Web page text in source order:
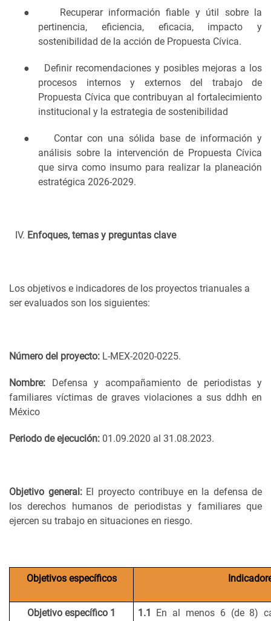
●
Recuperar información fiable y útil sobre la
pertinencia, eficiencia, eficacia, impacto y
sostenibilidad de la acción de Propuesta Cívica.
●
Definir recomendaciones y posibles mejoras a los
procesos internos y externos del trabajo de
Propuesta Cívica que contribuyan al fortalecimiento
institucional y la estrategia de sostenibilidad
●
Contar con una sólida base de información y
análisis sobre la intervención de Propuesta Cívica
que sirva como insumo para realizar la planeación
estratégica 2026-2029.
Enfoques, temas y preguntas clave
Los objetivos e indicadores de los proyectos trianuales a
ser evaluados son los siguientes:
Número del proyecto: L-MEX-2020-0225.
Nombre: Defensa y acompañamiento de periodistas y
familiares víctimas de graves violaciones a sus ddhh en
México
Periodo de ejecución: 01.09.2020 al 31.08.2023.
Objetivo general: El proyecto contribuye en la defensa de
los derechos humanos de periodistas y familiares que
ejercen su trabajo en situaciones en riesgo.
Objetivos específicos
Objetivo específico 1 1.1
En al menos 6 (de 8)